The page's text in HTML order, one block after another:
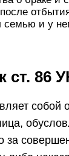
семью и у
ст. 86
собой
за